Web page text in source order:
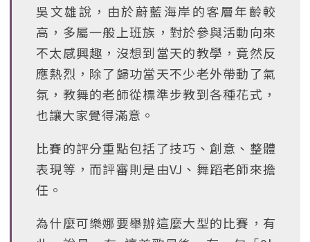
吳文雄說，由於蔚藍海岸的客層年齡較
高，多屬一般上班族，對於參與活動向來
不太感興趣，沒想到當天的教學，竟然反
應熱烈，除了歸功當天不少老外帶動了氣
氛，教舞的老師從標準步教到各種花式，
也讓大家覺得滿意。
比賽的評分重點包括了技巧、創意、整體
表現等，而評審則是由VJ、舞蹈老師來擔
任。
為什麼可樂娜要舉辦這麼大型的比賽，有